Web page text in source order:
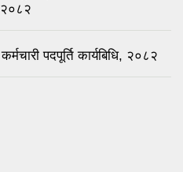
२०८२
पदपूर्ति कार्यबिधि, २०८२